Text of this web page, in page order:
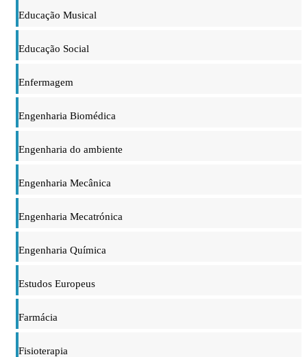
Educação Musical
Educação Social
Enfermagem
Engenharia Biomédica
Engenharia do ambiente
Engenharia Mecânica
Engenharia Mecatrónica
Engenharia Química
Estudos Europeus
Farmácia
Fisioterapia